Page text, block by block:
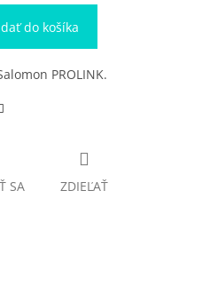
do košíka
PROLINK.
SA ZDIEĽAŤ